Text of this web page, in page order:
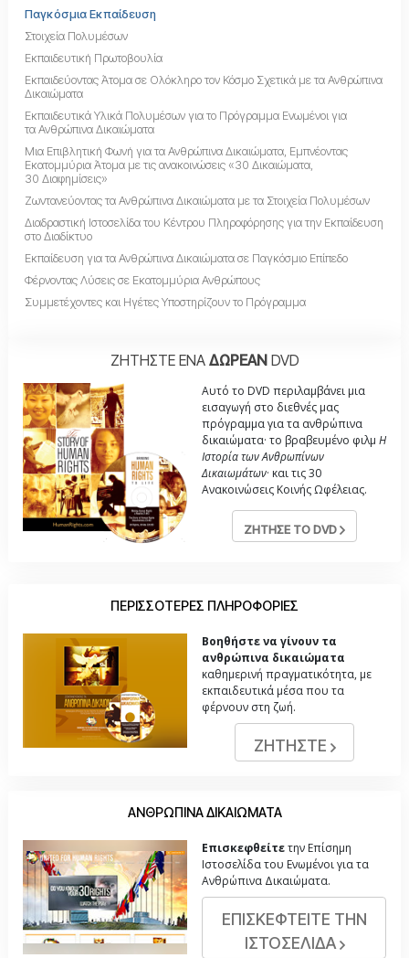
Παγκόσμια Εκπαίδευση
Στοιχεία Πολυμέσων
Εκπαιδευτική Πρωτοβουλία
Εκπαιδεύοντας Άτομα σε Ολόκληρο τον Κόσμο Σχετικά με τα Ανθρώπινα
Δικαιώματα
Εκπαιδευτικά Υλικά Πολυμέσων για το Πρόγραμμα Ενωμένοι για
τα Ανθρώπινα Δικαιώματα
Μια Επιβλητική Φωνή για τα Ανθρώπινα Δικαιώματα, Εμπνέοντας
Εκατομμύρια Άτομα με τις ανακοινώσεις «30 Δικαιώματα,
30 Διαφημίσεις»
Ζωντανεύοντας τα Ανθρώπινα Δικαιώματα με τα Στοιχεία Πολυμέσων
Διαδραστική Ιστοσελίδα του Κέντρου Πληροφόρησης για την Εκπαίδευση
στο Διαδίκτυο
Εκπαίδευση για τα Ανθρώπινα Δικαιώματα σε Παγκόσμιο Επίπεδο
Φέρνοντας Λύσεις σε Εκατομμύρια Ανθρώπους
Συμμετέχοντες και Ηγέτες Υποστηρίζουν το Πρόγραμμα
ΖΗΤΗΣΤΕ ΕΝΑ ΔΩΡΕΑΝDVD
Αυτό το DVD περιλαμβάνει μια
εισαγωγή στο διεθνές μας
πρόγραμμα για τα ανθρώπινα
δικαιώματα· το βραβευμένο φιλμ Η
Ιστορία των Ανθρωπίνων
Δικαιωμάτων· και τις 30
Ανακοινώσεις Κοινής Ωφέλειας.
ΖΗΤΗΣΕ ΤΟ DVD
ΠΕΡΙΣΣΟΤΕΡΕΣ ΠΛΗΡΟΦΟΡΙΕΣ
Βοηθήστε να γίνουν τα
ανθρώπινα δικαιώματα
καθημερινή πραγματικότητα, με
εκπαιδευτικά μέσα που τα
φέρνουν στη ζωή.
ΖΗΤΗΣΤΕ
ΑΝΘΡΩΠΙΝΑ ΔΙΚΑΙΩΜΑΤΑ
Επισκεφθείτετην Επίσημη
Ιστοσελίδα του Ενωμένοι για τα
Ανθρώπινα Δικαιώματα.
ΕΠΙΣΚΕΦΤΕΙΤΕ ΤΗΝ
ΙΣΤΟΣΕΛΙΔΑ